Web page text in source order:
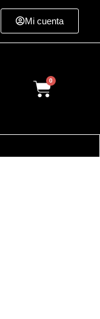
Mi cuenta
Cart